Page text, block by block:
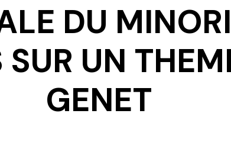
DU
UN
GENET